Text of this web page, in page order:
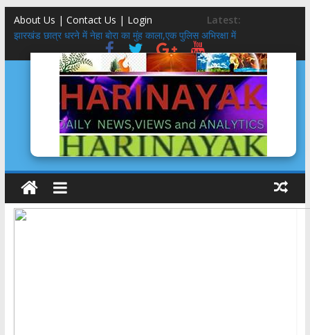
About Us | Contact Us | Login
Latest:
झारखंड छात्र धरने में नेहा बोरा का मुंह काला,एक पुलिस अभिरक्षा में
तीलू रौतेली पुरस्कार 51 हजार से 75 हजार, आंगनबाड़ी कार्यकत्री पुरस्कार 51
हजार से 61 हजार: मुमं धामी
मिलेनियल्स गंवाने वाली कांग्रेस साध पायेगी GEN-Z?
5 स्टार होटल,बासी दूध,फंफूद लगी सब्ज़ियां, शाकाहार-मांसाहार गड्ड-मड्ड….
Social Media KYC : सोशल मीडिया के केवाईसी होने से क्या रुक सकते हैं